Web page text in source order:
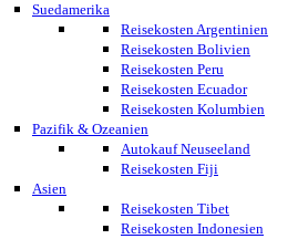
Suedamerika
Reisekosten Argentinien
Reisekosten Bolivien
Reisekosten Peru
Reisekosten Ecuador
Reisekosten Kolumbien
Pazifik & Ozeanien
Autokauf Neuseeland
Reisekosten Fiji
Asien
Reisekosten Tibet
Reisekosten Indonesien